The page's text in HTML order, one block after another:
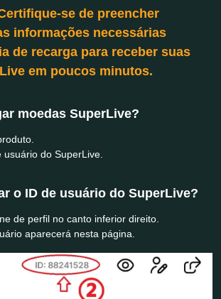
se de preencher
informações necessárias
de recarga para receber suas
em poucos minutos.
moedas SuperLive?
usuário do SuperLive.
o ID de usuário do SuperLive?
de perfil no canto inferior direito.
aparecerá nesta página.